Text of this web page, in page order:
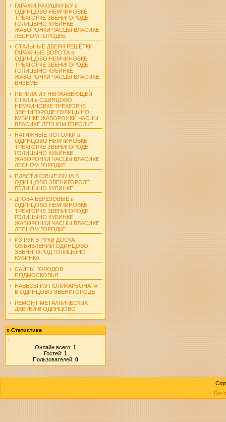
ГАРАЖИ РАКУШКИ Б/У в
ОДИНЦОВО НЕМЧИНОВКЕ
ТРЁХГОРКЕ ЗВЕНИГОРОДЕ
ГОЛИЦЫНО КУБИНКЕ
ЖАВОРОНКИ ЧАСЦЫ ВЛАСИХЕ
ЛЕСНОМ ГОРОДКЕ
СТАЛЬНЫЕ ДВЕРИ РЕШЁТКИ
ГАРАЖНЫЕ ВОРОТА в
ОДИНЦОВО НЕМЧИНОВКЕ
ТРЁХГОРКЕ ЗВЕНИГОРОДЕ
ГОЛИЦЫНО КУБИНКЕ
ЖАВОРОНКИ ЧАСЦЫ ВЛАСИХЕ
ВЯЗЁМЫ
ПЕРИЛА ИЗ НЕРЖАВЕЮЩЕЙ
СТАЛИ в ОДИНЦОВО
НЕМЧИНОВКЕ ТРЁХГОРКЕ
ЗВЕНИГОРОДЕ ГОЛИЦЫНО
КУБИНКЕ ЖАВОРОНКИ ЧАСЦЫ
ВЛАСИХЕ ЛЕСНОМ ГОРОДКЕ
НАТЯЖНЫЕ ПОТОЛКИ в
ОДИНЦОВО НЕМЧИНОВКЕ
ТРЁХГОРКЕ ЗВЕНИГОРОДЕ
ГОЛИЦЫНО КУБИНКЕ
ЖАВОРОНКИ ЧАСЦЫ ВЛАСИХЕ
ЛЕСНОМ ГОРОДКЕ
ПЛАСТИКОВЫЕ ОКНА В
ОДИНЦОВО ЗВЕНИГОРОДЕ
ГОЛИЦЫНО КУБИНКЕ
ДРОВА БЕРЁЗОВЫЕ в
ОДИНЦОВО НЕМЧИНОВКЕ
ТРЁХГОРКЕ ЗВЕНИГОРОДЕ
ГОЛИЦЫНО КУБИНКЕ
ЖАВОРОНКИ ЧАСЦЫ ВЛАСИХЕ
ЛЕСНОМ ГОРОДКЕ
ИЗ РУК В РУКИ ДОСКА
ОБЪЯВЛЕНИЙ ОДИНЦОВО
ЗВЕНИГОРОД ГОЛИЦЫНО
КУБИНКА
САЙТЫ ГОРОДОВ
ПОДМОСКОВЬЯ
НАВЕСЫ ИЗ ПОЛИКАРБОНАТА
В ОДИНЦОВО ЗВЕНИГОРОДЕ
РЕМОНТ МЕТАЛЛИЧЕСКИХ
ДВЕРЕЙ В ОДИНЦОВО
» Статистика
Онлайн всего: 1
Гостей: 1
Пользователей: 0